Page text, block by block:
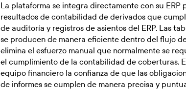
La plataforma se integra directamente con su ERP
resultados de contabilidad de derivados que
de auditoría y registros de asientos del ERP. Las
se producen de manera eficiente dentro del flujo
elimina el esfuerzo manual que normalmente se
el cumplimiento de la contabilidad de coberturas.
equipo financiero la confianza de que las
de informes se cumplen de manera precisa y